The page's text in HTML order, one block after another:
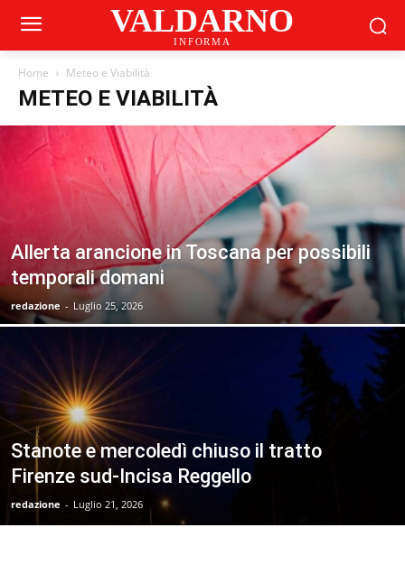
VALDARNO
INFORMA
Home Meteo e Viabilità
METEO E VIABILITÀ
Allerta arancione in Toscana per possibili
temporali domani
redazione - Luglio 25, 2026
Stanote e mercoledì chiuso il tratto
Firenze sud-Incisa Reggello
redazione - Luglio 21, 2026